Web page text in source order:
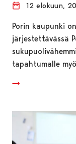
12 elokuun,
Porin kaupunki
järjestettävässä
tapahtumalle